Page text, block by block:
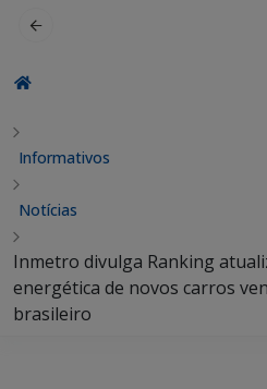
Informativos
Notícias
Inmetro divulga Ranking
energética de novos carros
brasileiro